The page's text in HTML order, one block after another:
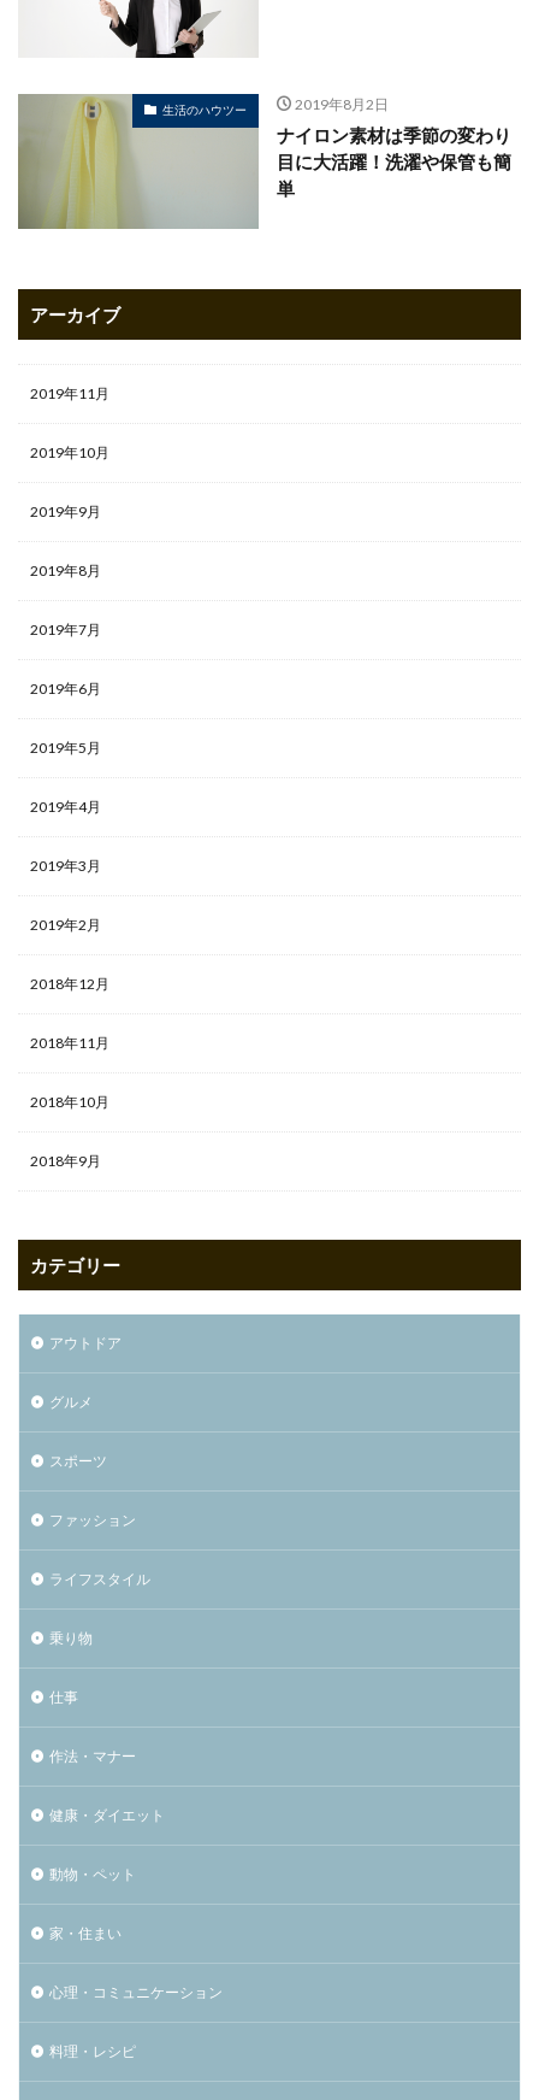
生活のハウツー 2019年8月2日
ナイロン素材は季節の変わり
目に大活躍！洗濯や保管も簡
単
アーカイブ
2019年11月
2019年10月
2019年9月
2019年8月
2019年7月
2019年6月
2019年5月
2019年4月
2019年3月
2019年2月
2018年12月
2018年11月
2018年10月
2018年9月
カテゴリー
アウトドア
グルメ
スポーツ
ファッション
ライフスタイル
乗り物
仕事
作法・マナー
健康・ダイエット
動物・ペット
家・住まい
心理・コミュニケーション
料理・レシピ